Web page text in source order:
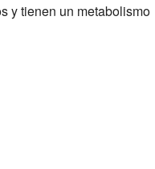
y tienen un metabolismo